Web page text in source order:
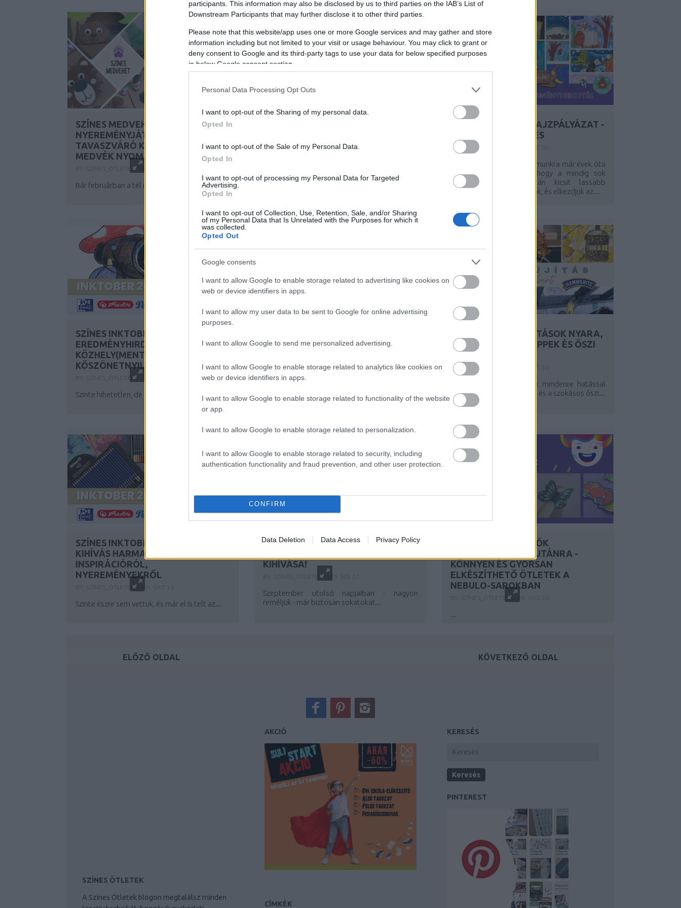
participants. This information may also be disclosed by us to third parties on the IAB’s List of
Downstream Participants that may further disclose it to other third parties.
Please note that this website/app uses one or more Google services and may gather and store
information including but not limited to your visit or usage behaviour. You may click to grant or
deny consent to Google and its third-party tags to use your data for below specified purposes
in below Google consent section.
Personal Data Processing Opt Outs
I want to opt-out of the Sharing of my personal data.
Opted In
I want to opt-out of the Sale of my Personal Data.
Opted In
I want to opt-out of processing my Personal Data for Targeted
Advertising.
Opted In
I want to opt-out of Collection, Use, Retention, Sale, and/or Sharing
of my Personal Data that Is Unrelated with the Purposes for which it
was collected.
Opted Out
Google consents
I want to allow Google to enable storage related to advertising like cookies on
web or device identifiers in apps.
I want to allow my user data to be sent to Google for online advertising
purposes.
I want to allow Google to send me personalized advertising.
I want to allow Google to enable storage related to analytics like cookies on
web or device identifiers in apps.
I want to allow Google to enable storage related to functionality of the website
or app.
I want to allow Google to enable storage related to personalization.
I want to allow Google to enable storage related to security, including
authentication functionality and fraud prevention, and other user protection.
CONFIRM
Data Deletion Data Access Privacy Policy
SZÍNES MEDVEHÉT
NYEREMÉNYJÁTÉKKAL -
TAVASZVÁRÓ KALANDOK A
MEDVÉK NYOMÁBAN
SZÍNES_ÖTLETEK2025. JAN 30.
Bár februárban a tél még meg-megmutatja...
ÉS NYERJ FESTÉKEKET!
Otthonunk színeinek megváltoztatása
izgalmas feladat, de egyben hatalmas...
ÜNNEPI ÖRÖMÖK RAJZPÁLYÁZAT -
EREDMÉNYHIRDETÉS
BY: SZÍNES_ÖTLETEK
December első napjai számunkra már évek óta
egyet jelentenek azzal, hogy a mindig sok
teendőt hozó ősz után kicsit lassabb
fordulatszámra kapcsolunk, és elkezdjük az...
SZÍNES INKTOBER 2024 –
EREDMÉNYHIRDETÉS ÉS
KÖZHELY(MENT)ES
KÖSZÖNETNYILVÁNÍTÁSOK
SZÍNES_ÖTLETEK2024. NOV 08.
Szinte hihetetlen, de idén már a harmadik Szí...
BELÉPŐT A DANUBIA ZENEKAR
HANGVERSENYEIRE!
BY:SZÍNES_ÖTLETEK
Október 6-án indult a Danubia Zenekar fo...
MEGKÉSETT FELÚJÍTÁSOK NYARA,
AVAGY HASZNOS TIPPEK ÉS ŐSZI
NYEREMÉNYJÁTÉK
BY: SZÍNES_ÖTLETEK
Az enyhe ősz bizony sok mindenre hatással
van, így a kerti munkálatok és a szokásos őszi...
SZÍNES INKTOBER 2024 - TÚL A
KIHÍVÁS HARMADÁN
INSPIRÁCIÓRÓL,
NYEREMÉNYEKRŐL
SZÍNES_ÖTLETEK2024. OKT 10.
Szinte észre sem vettük, és már el is telt az...
SZÍNES INKTOBER 2024 - ÚJRA ITT
KIHÍVÁSA!
SZÍNES_ÖTLETEK2024. SZE 27.
Szeptember utolsó napjaiban - nagyon
reméljük - már biztosan sokatokat...
VIDÁM KÖNYVJELZŐK
NYÁRUTÓRA ÉS AZUTÁNRA -
KÖNNYEN ÉS GYORSAN
ELKÉSZÍTHETŐ ÖTLETEK A
NEBULO-SAROKBAN
SZÍNES_ÖTLETEK2024. AUG 26.
...
ELŐZŐ OLDAL KÖVETKEZŐ OLDAL
SZÍNES ÖTLETEK
A Színes Ötletek blogon megtalálsz minden
AKCIÓ
CÍMKÉK
KERESÉS
PINTEREST